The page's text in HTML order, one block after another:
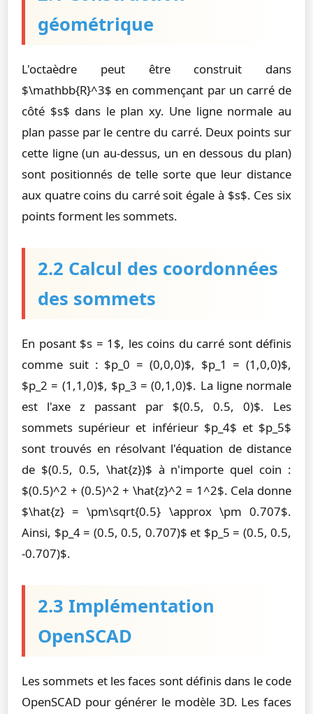
géométrique
L'octaèdre peut être construit dans
$\mathbb{R}^3$ en commençant par un carré de
côté $s$ dans le plan xy. Une ligne normale au
plan passe par le centre du carré. Deux points sur
cette ligne (un au-dessus, un en dessous du plan)
sont positionnés de telle sorte que leur distance
aux quatre coins du carré soit égale à $s$. Ces six
points forment les sommets.
2.2 Calcul des coordonnées
des sommets
En posant $s = 1$, les coins du carré sont définis
comme suit : $p_0 = (0,0,0)$, $p_1 = (1,0,0)$,
$p_2 = (1,1,0)$, $p_3 = (0,1,0)$. La ligne normale
est l'axe z passant par $(0.5, 0.5, 0)$. Les
sommets supérieur et inférieur $p_4$ et $p_5$
sont trouvés en résolvant l'équation de distance
de $(0.5, 0.5, \hat{z})$ à n'importe quel coin :
$(0.5)^2 + (0.5)^2 + \hat{z}^2 = 1^2$. Cela donne
$\hat{z} = \pm\sqrt{0.5} \approx \pm 0.707$.
Ainsi, $p_4 = (0.5, 0.5, 0.707)$ et $p_5 = (0.5, 0.5,
-0.707)$.
2.3 Implémentation
OpenSCAD
Les sommets et les faces sont définis dans le code
OpenSCAD pour générer le modèle 3D. Les faces